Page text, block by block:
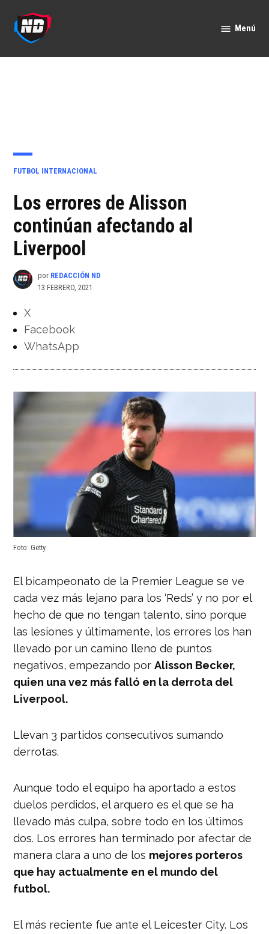
contenido
Menú
PUBLICADO
FUTBOL INTERNACIONAL
Los errores de Alisson
continúan afectando al
Liverpool
por REDACCIÓN ND
13 FEBRERO, 2021
X
Facebook
WhatsApp
Foto: Getty
El bicampeonato de la Premier League se ve
cada vez más lejano para los ‘Reds’ y no por el
hecho de que no tengan talento, sino porque
las lesiones y últimamente, los errores los han
llevado por un camino lleno de puntos
negativos, empezando porAlisson Becker,
quien una vez más falló en la derrota del
Liverpool.
Llevan 3 partidos consecutivos sumando
derrotas.
Aunque todo el equipo ha aportado a estos
duelos perdidos, el arquero es el que se ha
llevado más culpa, sobre todo en los últimos
dos. Los errores han terminado por afectar de
manera clara a uno de los mejores porteros
que hay actualmente en el mundo del
futbol.
El más reciente fue ante el Leicester City. Los